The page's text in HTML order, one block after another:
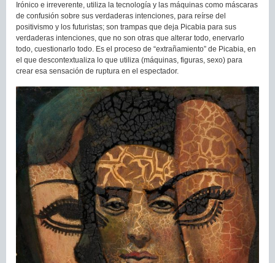
Irónico e irreverente, utiliza la tecnología y las máquinas como máscaras
de confusión sobre sus verdaderas intenciones, para reírse del
positivismo y los futuristas; son trampas que deja Picabia para sus
verdaderas intenciones, que no son otras que alterar todo, enervarlo
todo, cuestionarlo todo. Es el proceso de “extrañamiento” de Picabia, en
el que descontextualiza lo que utiliza (máquinas, figuras, sexo) para
crear esa sensación de ruptura en el espectador.